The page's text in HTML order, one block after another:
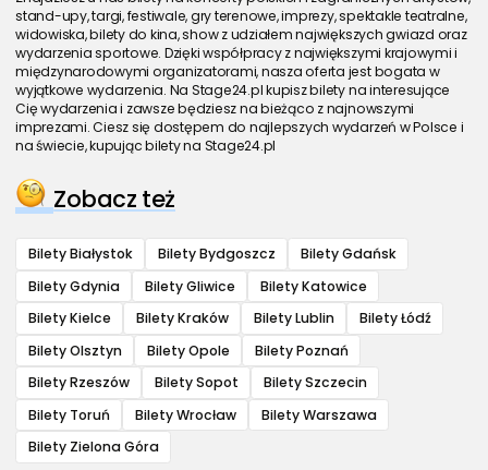
stand-upy, targi, festiwale, gry terenowe, imprezy, spektakle teatralne,
widowiska, bilety do kina, show z udziałem największych gwiazd oraz
wydarzenia sportowe. Dzięki współpracy z największymi krajowymi i
międzynarodowymi organizatorami, nasza oferta jest bogata w
wyjątkowe wydarzenia. Na Stage24.pl kupisz bilety na interesujące
Cię wydarzenia i zawsze będziesz na bieżąco z najnowszymi
imprezami. Ciesz się dostępem do najlepszych wydarzeń w Polsce i
na świecie, kupując bilety na Stage24.pl
Zobacz też
Bilety Białystok Bilety Bydgoszcz
Bilety Gdańsk
Bilety Gdynia
Bilety Gliwice
Bilety Katowice
Bilety Kielce
Bilety Kraków Bilety Lublin
Bilety Łódź
Bilety Olsztyn
Bilety Opole
Bilety Poznań
Bilety Rzeszów
Bilety Sopot
Bilety Szczecin
Bilety Toruń
Bilety Wrocław
Bilety Warszawa
Bilety Zielona Góra